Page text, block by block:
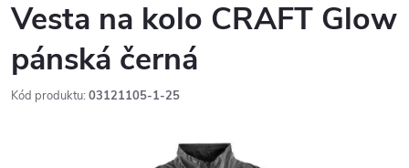
Vesta na kolo CRAFT Glow
pánská černá
Kód produktu: 03121105-1-25